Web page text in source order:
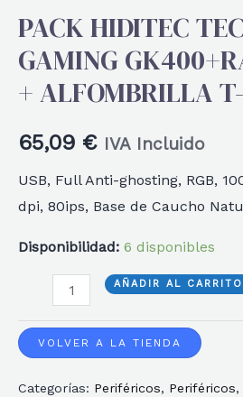
PACK HIDITEC
GAMING
+ ALFOMBRILLA
65,09 € IVA Incluido
USB, Full Anti-ghosting, RGB,
dpi, 80ips, Base de Caucho
Disponibilidad: 6 disponibles
TECLADO
GK400+RATON
AÑADIR AL CARRITO
VOLVER A LA TIENDA
Categorías: Periféricos, Periféricos,